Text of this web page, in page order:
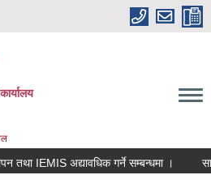
तथा IEMIS अद्यावधिक गर्ने सम्बन्धमा ।